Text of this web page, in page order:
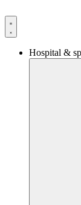
til
indhold
Hospital &